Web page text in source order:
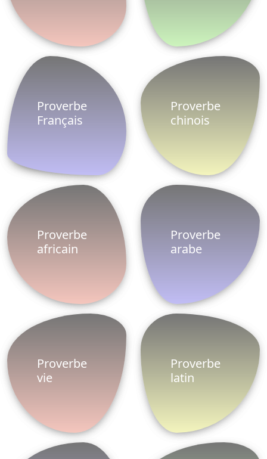
Proverbe
Français
Proverbe
chinois
Proverbe
africain
Proverbe
arabe
Proverbe
vie
Proverbe
latin